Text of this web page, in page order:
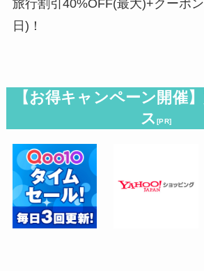
旅行割引40%OFF(最大)+クーポ
日)！
【お得キャンペーン開催
ス[PR]